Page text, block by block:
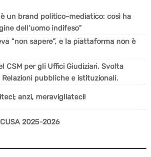
è un brand politico-mediatico: così ha
dell’uomo indifeso”
“non sapere”, e la piattaforma non è
CSM per gli Uffici Giudiziari. Svolta
pubbliche e istituzionali.
anzi, meravigliateci!
2025-2026